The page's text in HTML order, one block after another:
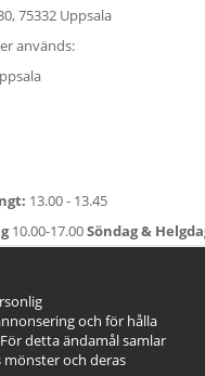
75332 Uppsala
används:
13.00 - 13.45
10.00-17.00Söndag &
och för hålla
detta ändamål samlar
och deras